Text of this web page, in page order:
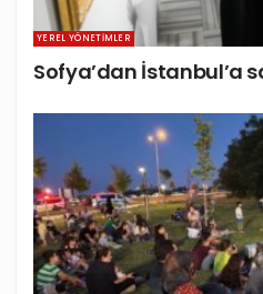
YEREL YÖNETIMLER
Sofya’dan İstanbul’a